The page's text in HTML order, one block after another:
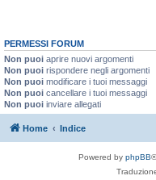
PERMESSI FORUM
Non puoi aprire nuovi argomenti
Non puoi rispondere negli argomenti
Non puoi modificare i tuoi messaggi
Non puoi cancellare i tuoi messaggi
Non puoi inviare allegati
Home Indice
Powered by phpBB